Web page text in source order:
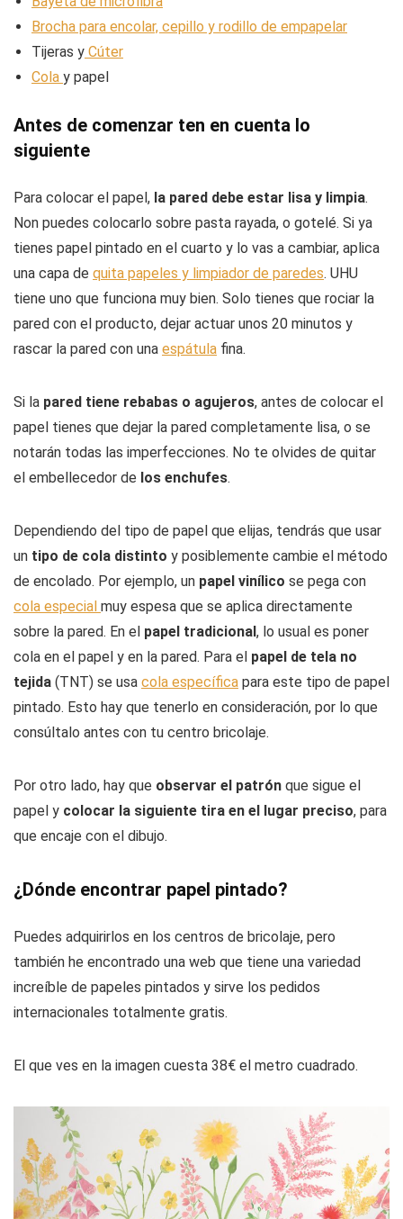
Brocha para encolar, cepillo y rodillo de empapelar
Tijeras y Cúter
Cola y papel
Antes de comenzar ten en cuenta lo
siguiente
Para colocar el papel, la pared debe estar lisa y limpia.
Non puedes colocarlo sobre pasta rayada, o gotelé. Si ya
tienes papel pintado en el cuarto y lo vas a cambiar, aplica
una capa de quita papeles y limpiador de paredes. UHU
tiene uno que funciona muy bien. Solo tienes que rociar la
pared con el producto, dejar actuar unos 20 minutos y
rascar la pared con una espátula fina.
Si la pared tiene rebabas o agujeros, antes de colocar el
papel tienes que dejar la pared completamente lisa, o se
notarán todas las imperfecciones. No te olvides de quitar
el embellecedor de los enchufes.
Dependiendo del tipo de papel que elijas, tendrás que usar
un tipo de cola distinto y posiblemente cambie el método
de encolado. Por ejemplo, un papel vinílico se pega con
cola especial muy espesa que se aplica directamente
sobre la pared. En el papel tradicional, lo usual es poner
cola en el papel y en la pared. Para el papel de tela no
tejida (TNT) se usa cola específica para este tipo de papel
pintado. Esto hay que tenerlo en consideración, por lo que
consúltalo antes con tu centro bricolaje.
Por otro lado, hay que observar el patrón que sigue el
papel y colocar la siguiente tira en el lugar preciso, para
que encaje con el dibujo.
¿Dónde encontrar papel pintado?
Puedes adquirirlos en los centros de bricolaje, pero
también he encontrado una web que tiene una variedad
increíble de papeles pintados y sirve los pedidos
internacionales totalmente gratis.
El que ves en la imagen cuesta 38€ el metro cuadrado.